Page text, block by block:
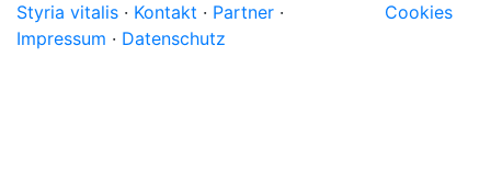
Styria vitalis · Kontakt · Partner ·
Impressum · Datenschutz
Cookies